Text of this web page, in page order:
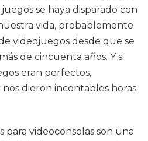
se haya disparado con
vida, probablemente
videojuegos desde que se
de cincuenta años. Y si
eran perfectos,
dieron incontables horas
para videoconsolas son una